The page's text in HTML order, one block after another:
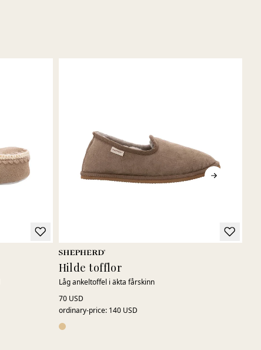
Hilde tofflor
Låg ankeltoffel i äkta fårskinn
70 USD
ordinary-price: 140 USD